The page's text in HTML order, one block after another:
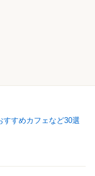
すすめカフェなど30選